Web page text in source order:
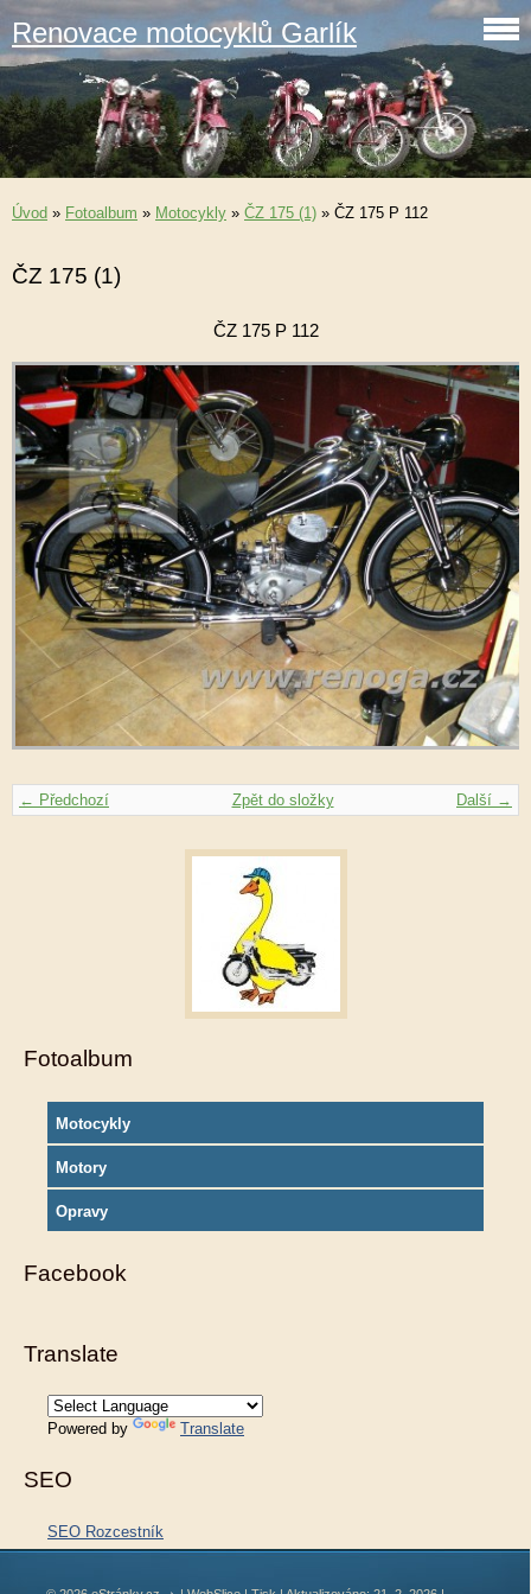
Renovace motocyklů Garlík
Úvod » Fotoalbum » Motocykly » ČZ 175 (1) » ČZ 175 P 112
ČZ 175 (1)
ČZ 175 P 112
← Předchozí Další →
Zpět do složky
Fotoalbum
Motocykly
Motory
Opravy
Facebook
Translate
Powered by Translate
SEO
SEO Rozcestník